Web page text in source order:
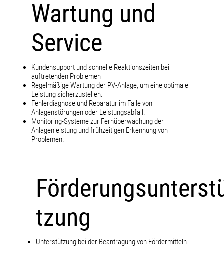
Wartung und
Service
Kundensupport und schnelle Reaktionszeiten bei
auftretenden Problemen
Regelmäßige Wartung der PV-Anlage, um eine optimale
Leistung sicherzustellen.
Fehlerdiagnose und Reparatur im Falle von
Anlagenstörungen oder Leistungsabfall.
Monitoring-Systeme zur Fernüberwachung der
Anlagenleistung und frühzeitigen Erkennung von
Problemen.
tzung
Unterstützung bei der Beantragung von Fördermitteln